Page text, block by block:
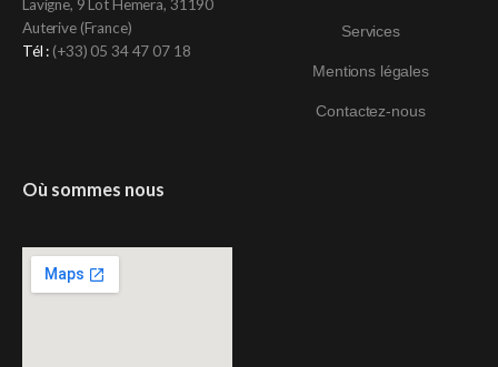
Lavigne, 9 Lot Hemera, 31190
Auterive (France)
Tél : (+33) 05 34 47 07 18
Services
Mentions légales
Contactez-nous
Où sommes nous